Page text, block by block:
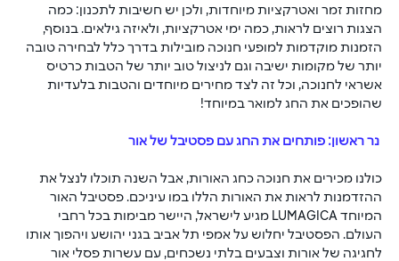
מחזות זמר ואטרקציות מיוחדות, ולכן יש חשיבות לתכנון: כמה
הצגות רוצים לראות, כמה ימי אטרקציות, ולאיזה גילאים.​ בנוסף,
הזמנות מוקדמות למופעי חנוכה מובילות בדרך כלל לבחירה טובה
יותר של מקומות ישיבה וגם לניצול טוב יותר של הטבות כרטיס
אשראי לחנוכה, וכל זה לצד מחירים מיוחדים והטבות בלעדיות
שהופכים את החג למואר במיוחד!
כולנו מכירים את חנוכה כחג האורות, אבל השנה תוכלו לנצל את
ההזדמנות לראות את האורות הללו במו עיניכם. פסטיבל האור
המיוחד LUMAGICA מגיע לישראל, היישר מבימות בכל רחבי
העולם. הפסטיבל יחלוש על אמפי תל אביב בגני יהושע ויהפוך אותו
לחגיגה של אורות וצבעים בלתי נשכחים, עם עשרות פסלי אור